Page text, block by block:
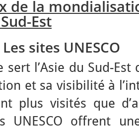
de la
Est
sites UNESCO
sert l’Asie du Sud-
et sa visibilité à
plus visités que
UNESCO offrent